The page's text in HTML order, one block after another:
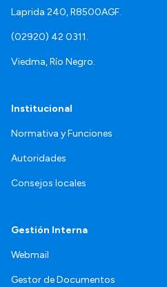
Laprida 240, R8500AGF.
(02920) 42 0311.
Viedma, Río Negro.
Institucional
Normativa y Funciones
Autoridades
Consejos locales
Gestión Interna
Webmail
Gestor de Documentos